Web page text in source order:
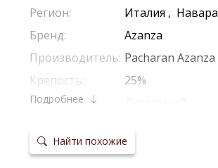
Регион:
Италия , Навара
Бренд:
Azanza
Производитель: Pacharan Azanza
Крепость:
25%
Тип:
сервировки:
Подробнее
Найти похожие